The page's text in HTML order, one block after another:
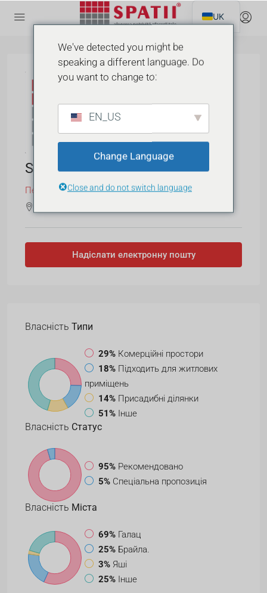
SPATII.RO
Переглянути всі відгуки
Надіслати електронну пошту
Власність Типи
29% Комерційні простори
18% Підходить для житлових
приміщень
14% Присадибні ділянки
51% Інше
Власність Статус
95% Рекомендовано
5% Спеціальна пропозиція
Власність Міста
69% Галац
25% Брайла.
3% Яші
25% Інше
We've detected you might be
speaking a different language. Do
you want to change to:
EN_US
Change Language
Close and do not switch language
UK